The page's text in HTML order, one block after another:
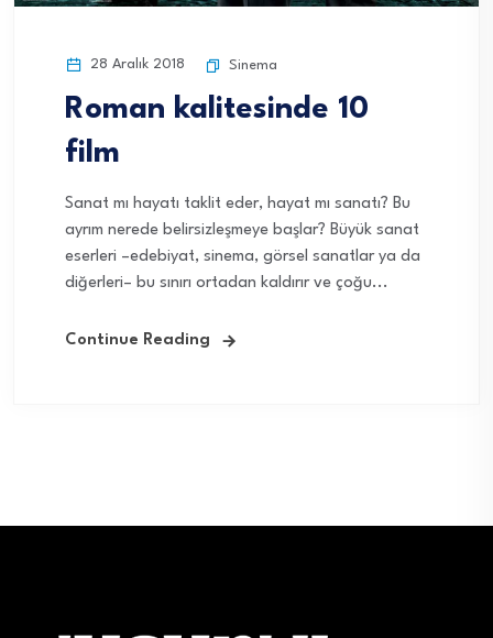
28 Aralık 2018 Sinema
Roman kalitesinde 10
film
Sanat mı hayatı taklit eder, hayat mı sanatı? Bu
ayrım nerede belirsizleşmeye başlar? Büyük sanat
eserleri –edebiyat, sinema, görsel sanatlar ya da
diğerleri– bu sınırı ortadan kaldırır ve çoğu...
Continue Reading